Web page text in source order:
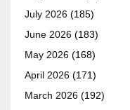
July 2026 (185)
June 2026 (183)
May 2026 (168)
April 2026 (171)
March 2026 (192)